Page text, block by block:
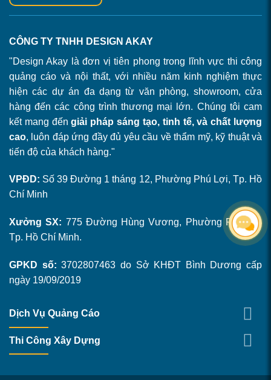
CÔNG TY TNHH DESIGN AKAY
"Design Akay là đơn vị tiên phong trong lĩnh vực thi công
quảng cáo và nội thất, với nhiều năm kinh nghiệm thực
hiện các dự án đa dạng từ văn phòng, showroom, cửa
hàng đến các công trình thương mại lớn. Chúng tôi cam
kết mang đếngiải pháp sáng tạo, tinh tế, và chất lượng
cao, luôn đáp ứng đầy đủ yêu cầu về thẩm mỹ, kỹ thuật và
tiến độ của khách hàng."
VPĐD: Số 39 Đường 1 tháng 12, Phường Phú Lợi, Tp. Hồ
Chí Minh
Xưởng SX: 775 Đường Hùng Vương, Phường Phú Mỹ,
Tp. Hồ Chí Minh.
GPKD số: 3702807463 do Sở KHĐT Bình Dương cấp
ngày 19/09/2019
Dịch Vụ Quảng Cáo
Thi Công Xây Dựng